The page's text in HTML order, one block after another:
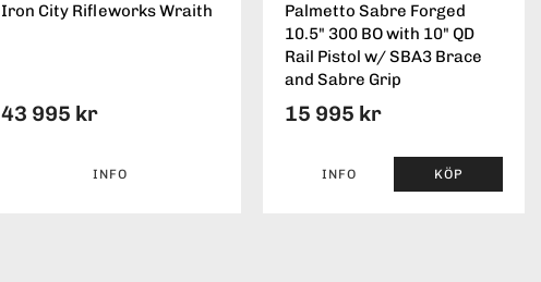
Iron City Rifleworks Wraith
43 995 kr
INFO
Palmetto Sabre Forged
10.5" 300 BO with 10" QD
Rail Pistol w/ SBA3 Brace
and Sabre Grip
15 995 kr
INFO KÖP